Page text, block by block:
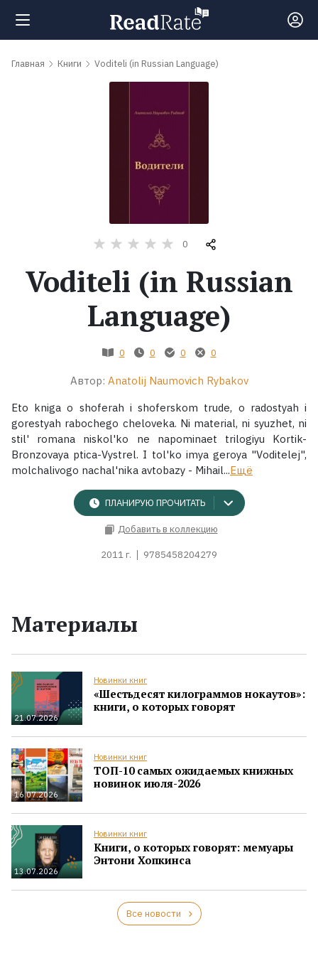
Поиск
книги
Экранизации
Коллекции
Главная Книги Voditeli (in Russian Language)
0
Voditeli (in Russian
Language)
0 0 0 0
Автор: Anatolij Naumovich Rybakov
Eto kniga o shoferah i shoferskom trude, o radostyah i
gorestyah rabochego cheloveka. Ni material, ni syuzhet, ni
stil' romana niskol'ko ne napominaet trilogiyu Kortik-
Bronzovaya ptica-Vystrel. I tol'ko imya geroya "Voditelej",
molchalivogo nachal'nika avtobazy - Mihail...Ещё
ПЛАНИРУЮ ПРОЧИТАТЬ
Добавить в коллекцию
2011 г. 9785458204279
Материалы
21.07.2026
Новинки книг
«Шестьдесят килограммов нокаутов»:
книги, о которых говорят
16.07.2026
Новинки книг
ТОП-10 самых ожидаемых книжных
новинок июля-2026
13.07.2026
Новинки книг
Книги, о которых говорят: мемуары
Энтони Хопкинса
Все новости